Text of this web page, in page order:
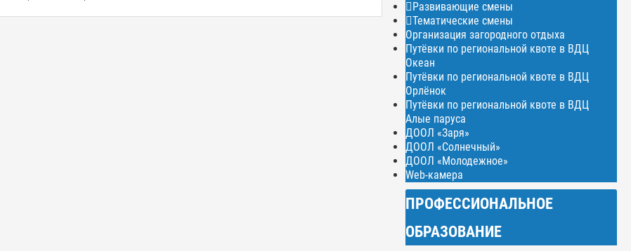
Развивающие смены
Тематические смены
Организация загородного отдыха
Путёвки по региональной квоте в ВДЦ
Океан
Путёвки по региональной квоте в ВДЦ
Орлёнок
Путёвки по региональной квоте в ВДЦ
Алые паруса
ДООЛ «Заря»
ДООЛ «Солнечный»
ДООЛ «Молодежное»
Web-камера
ПРОФЕССИОНАЛЬНОЕ
ОБРАЗОВАНИЕ